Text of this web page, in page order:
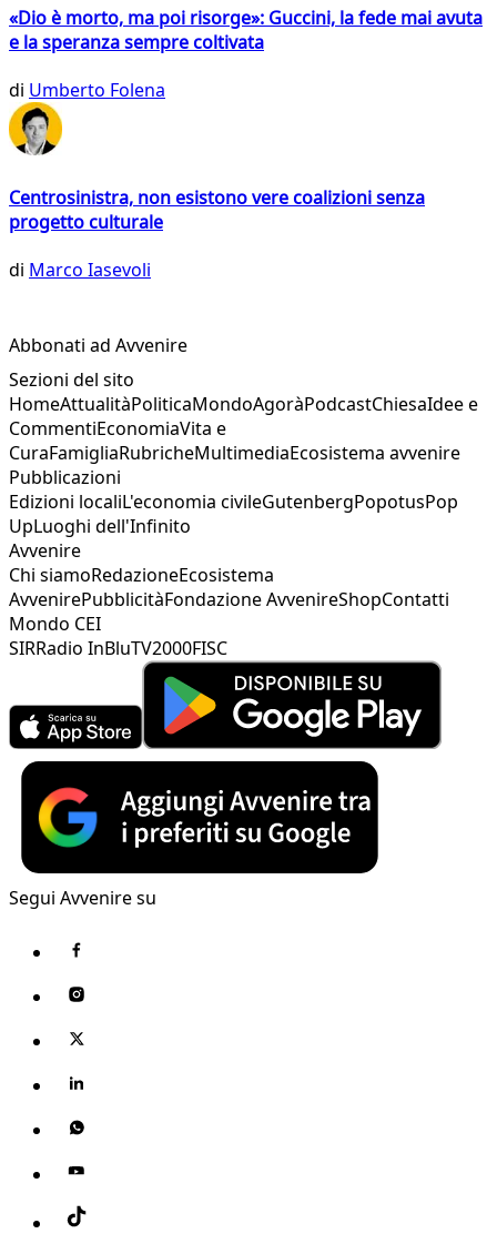
«Dio è morto, ma poi risorge»: Guccini, la fede mai avuta
e la speranza sempre coltivata
di Umberto Folena
Centrosinistra, non esistono vere coalizioni senza
progetto culturale
di Marco Iasevoli
Abbonati ad Avvenire
Sezioni del sito
HomeAttualitàPoliticaMondoAgoràPodcastChiesaIdee e
CommentiEconomiaVita e
CuraFamigliaRubricheMultimediaEcosistema avvenire
Pubblicazioni
Edizioni localiL'economia civileGutenbergPopotusPop
UpLuoghi dell'Infinito
Avvenire
Chi siamoRedazioneEcosistema
AvvenirePubblicitàFondazione AvvenireShopContatti
Mondo CEI
SIRRadio InBluTV2000FISC
Segui Avvenire su